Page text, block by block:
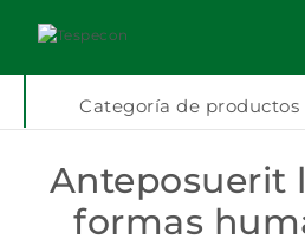
Categoría de productos
Anteposuerit
formas